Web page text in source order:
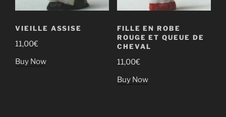
VIEILLE ASSISE
11,00€
Buy Now
FILLE EN ROBE
ROUGE ET QUEUE DE
CHEVAL
11,00€
Buy Now